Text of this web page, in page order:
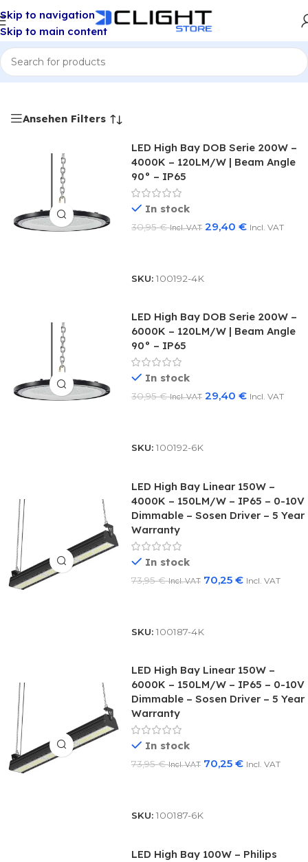
Skip to navigation
Skip to main content
Home/TOP 10 LED HALLENSTRAHLER
Ansehen Filters
LED High Bay DOB Serie 200W –
4000K – 120LM/W | Beam Angle
90° – IP65
In stock
30,95€ Incl. VAT 29,40€ Incl. VAT
SKU:100192-4K
LED High Bay DOB Serie 200W –
6000K – 120LM/W | Beam Angle
90° – IP65
In stock
30,95€ Incl. VAT 29,40€ Incl. VAT
SKU:100192-6K
LED High Bay Linear 150W –
4000K – 150LM/W – IP65 – 0-10V
Dimmable – Sosen Driver – 5 Year
Warranty
In stock
73,95€ Incl. VAT 70,25€ Incl. VAT
SKU:100187-4K
LED High Bay Linear 150W –
6000K – 150LM/W – IP65 – 0-10V
Dimmable – Sosen Driver – 5 Year
Warranty
In stock
73,95€ Incl. VAT 70,25€ Incl. VAT
SKU:100187-6K
LED High Bay 100W – Philips